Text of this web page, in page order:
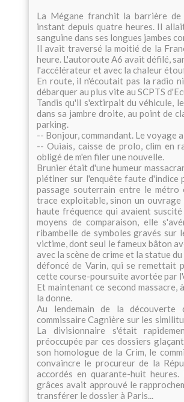
La Mégane franchit la barrière
instant depuis quatre heures. Il
sanguine dans ses longues jambes
Il avait traversé la moitié de la
heure. L'autoroute A6 avait défilé,
l'accélérateur et avec la chaleur
En route, il n'écoutait pas la radio
débarquer au plus vite au SCPTS
Tandis qu'il s'extirpait du véhicule,
dans sa jambre droite, au point de
parking.
-- Bonjour, commandant. Le voyage
-- Ouiais, caisse de prolo, clim en
obligé de m'en filer une nouvelle.
Brunier était d'une humeur
piétiner sur l'enquête faute d'indice
passage souterrain entre le métro
trace exploitable, sinon un
haute fréquence qui avaient
moyens de comparaison, elle
ribambelle de symboles gravés sur
victime, dont seul le fameux bâton
avec la scène de crime et la statue
défoncé de Varin, qui se remettait
cette course-poursuite avortée par
Et maintenant ce second
la donne.
Au lendemain de la découverte
commissaire Cagnière sur les
La divisionnaire s'était
préoccupée par ces dossiers
son homologue de la Crim, le
convaincre le procureur de la
accordés en quarante-huit
grâces avait approuvé le
transférer le dossier à Paris...